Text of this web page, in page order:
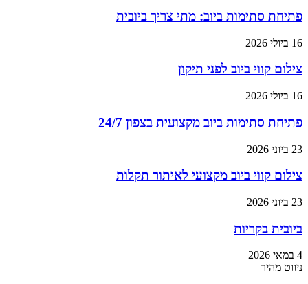
פתיחת סתימות ביוב: מתי צריך ביובית
16 ביולי 2026
צילום קווי ביוב לפני תיקון
16 ביולי 2026
פתיחת סתימות ביוב מקצועית בצפון 24/7
23 ביוני 2026
צילום קווי ביוב מקצועי לאיתור תקלות
23 ביוני 2026
ביובית בקריות
4 במאי 2026
ניווט מהיר